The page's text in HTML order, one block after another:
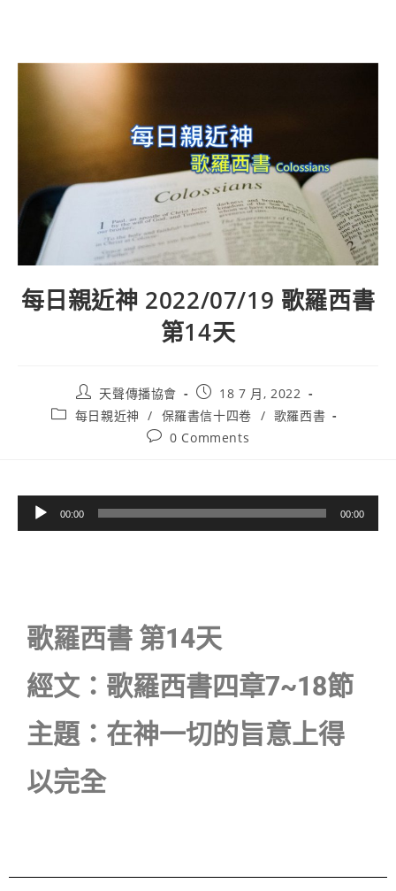
每日親近神 2022/07/19 歌羅西書
第14天
天聲傳播協會
18 7 月, 2022
每日親近神
/ 保羅書信十四卷 / 歌羅西書
0 Comments
訊
00:00 00:00
歌羅西書 第14天
經文：歌羅西書四章7~18節
主題：在神一切的旨意上得
以完全